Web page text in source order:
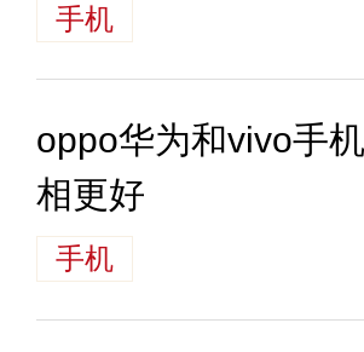
手机
oppo华为和vivo手
相更好
手机